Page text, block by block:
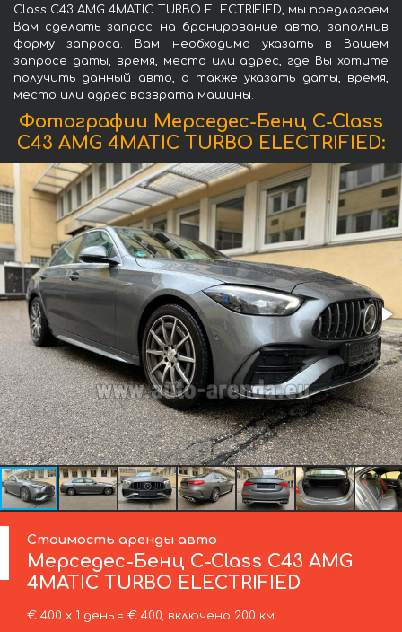
Class C43 AMG 4MATIC TURBO ELECTRIFIED, мы предлагаем
Вам сделать запрос на бронирование авто, заполнив
форму запроса. Вам необходимо указать в Вашем
запросе даты, время, место или адрес, где Вы хотите
получить данный авто, а также указать даты, время,
место или адрес возврата машины.
Фотографии Мерседес-Бенц C-Class
C43 AMG 4MATIC TURBO ELECTRIFIED:
Стоимость аренды авто
Мерседес-Бенц C-Class C43 AMG
4MATIC TURBO ELECTRIFIED
€ 400 х 1 день = € 400, включено 200 км